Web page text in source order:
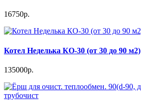
16750р.
Котел Неделька КО-30 (от 30 до 90 м2)
135000р.